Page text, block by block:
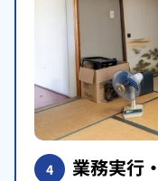
4 業務実行